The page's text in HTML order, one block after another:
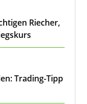
Riecher,
Trading-Tipp